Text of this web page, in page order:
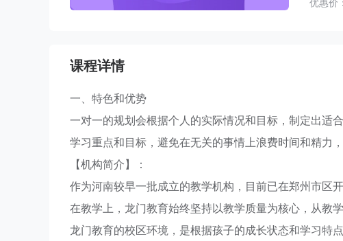
优惠价：
课程详情
一、特色和优势
一对一的规划会根据个人的实际情况和目标，制定出适
学习重点和目标，避免在无关的事情上浪费时间和精力
【机构简介】：
作为河南较早一批成立的教学机构，目前已在郑州市区开
在教学上，龙门教育始终坚持以教学质量为核心，从教
龙门教育的校区环境，是根据孩子的成长状态和学习特